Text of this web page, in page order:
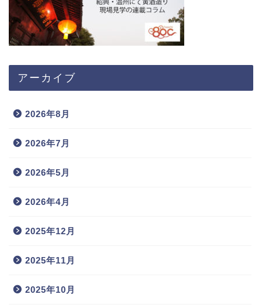
アーカイブ
2026年8月
2026年7月
2026年5月
2026年4月
2025年12月
2025年11月
2025年10月